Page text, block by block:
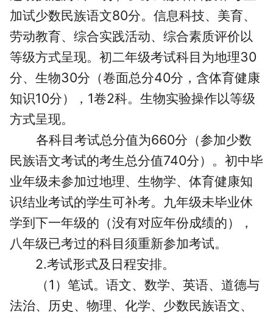
加试少数民族语文80分。信息科技、美育、
劳动教育、综合实践活动、综合素质评价以
等级方式呈现。初二年级考试科目为地理30
分、生物30分（卷面总分40分，含体育健康
知识10分），1卷2科。生物实验操作以等级
方式呈现。
各科目考试总分值为660分（参加少数
民族语文考试的考生总分值740分）。初中毕
业年级未参加过地理、生物学、体育健康知
识结业考试的学生可补考。 九年级未毕业休
学到下一年级的（没有对应年份成绩的），
八年级已考过的科目须重新参加考试。
2.考试形式及日程安排。
（1）笔试。语文、数学、英语、道德与
法治、历史、物理、化学、少数民族语文、